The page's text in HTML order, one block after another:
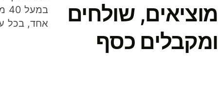
מוציאים, שולחים
ומקבלים כסף
אחד, בכל